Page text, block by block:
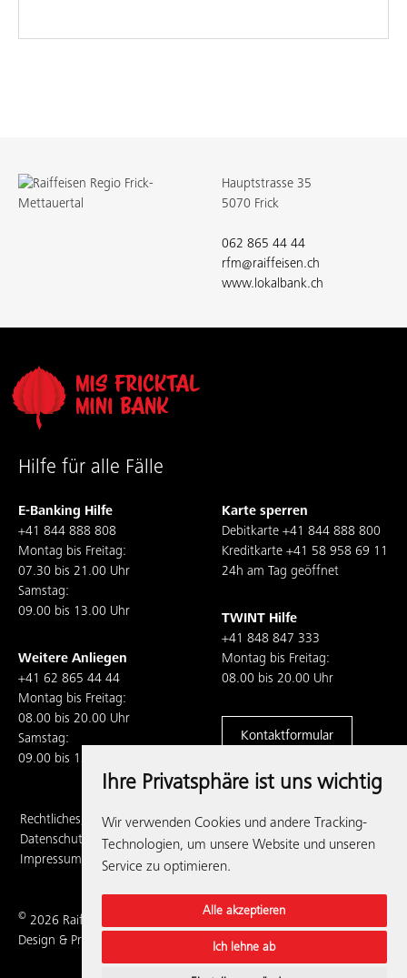
Ihre Privatsphäre ist uns wichtig
Wir verwenden Cookies und andere Tracking-
Technologien, um unsere Website und unseren
Service zu optimieren.
Alle akzeptieren
Ich lehne ab
Hauptstrasse 35
5070 Frick
062 865 44 44
rfm@raiffeisen.ch
www.lokalbank.ch
Hilfe für alle Fälle
E-Banking Hilfe
+41 844 888 808
Montag bis Freitag:
07.30 bis 21.00 Uhr
Samstag:
09.00 bis 13.00 Uhr
Weitere Anliegen
+41 62 865 44 44
Montag bis Freitag:
08.00 bis 20.00 Uhr
Samstag:
09.00 bis 13.00 Uhr
Karte sperren
Debitkarte +41 844 888 800
Kreditkarte +41 58 958 69 11
24h am Tag geöffnet
TWINT Hilfe
+41 848 847 333
Montag bis Freitag:
08.00 bis 20.00 Uhr
Kontaktformular
Rechtliches,
Datenschutz und
Impressum
© 2026 Raiffeisenbank Regio Frick-Mettauertal
Design & Programmierung:
pfirsichblau.ch